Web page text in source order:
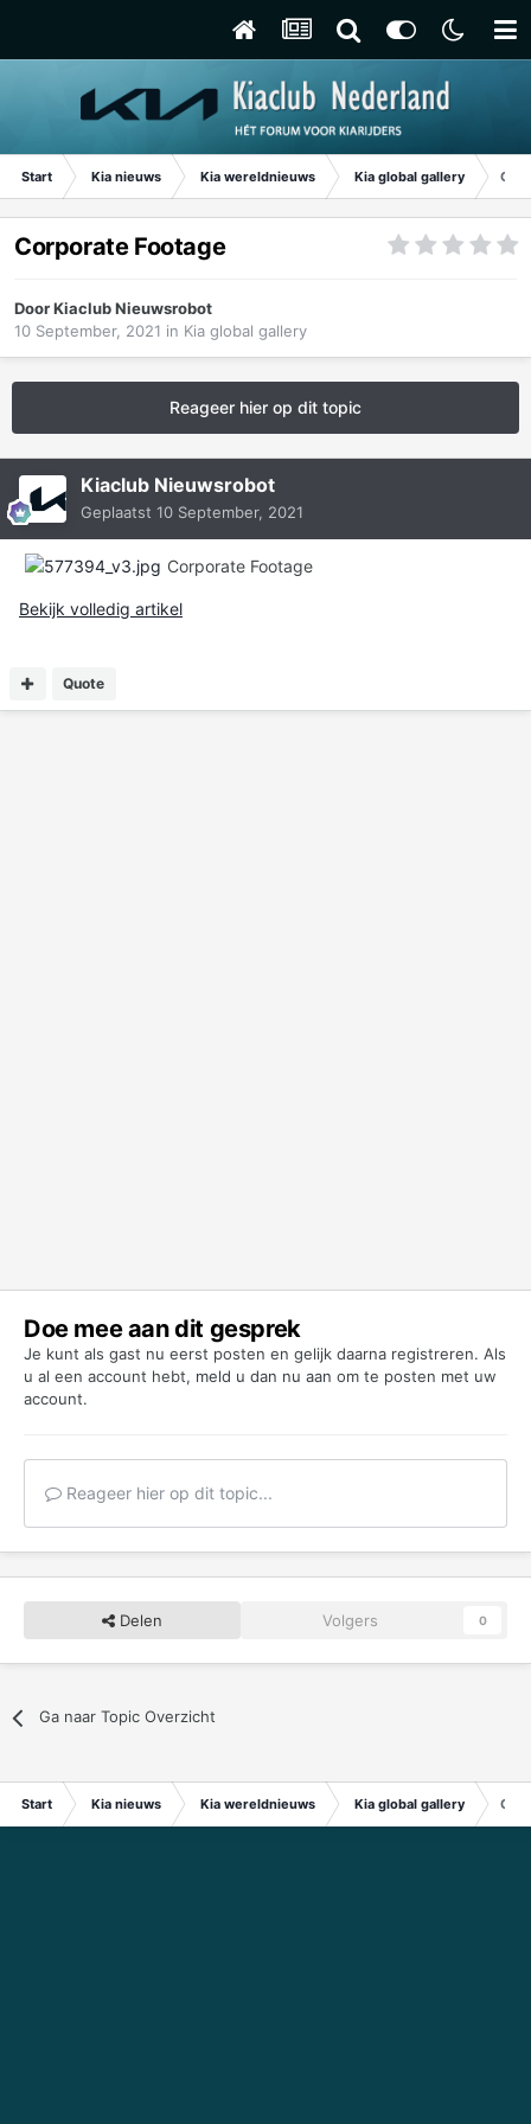
Start Kia nieuws Kia wereldnieuws Kia global gallery
Corporate Footage
DoorKiaclub Nieuwsrobot
10 September, 2021 in Kia global gallery
Reageer hier op dit topic
Kiaclub Nieuwsrobot
Geplaatst 10 September, 2021
Corporate Footage
Bekijk volledig artikel
Quote
Doe mee aan dit gesprek
Je kunt als gast nu eerst posten en gelijk daarna registreren. Als
u al een account hebt, meld u dan nu aan om te posten met uw
account.
Reageer hier op dit topic...
Delen Volgers 0
Ga naar Topic Overzicht
Start Kia nieuws Kia wereldnieuws Kia global gallery